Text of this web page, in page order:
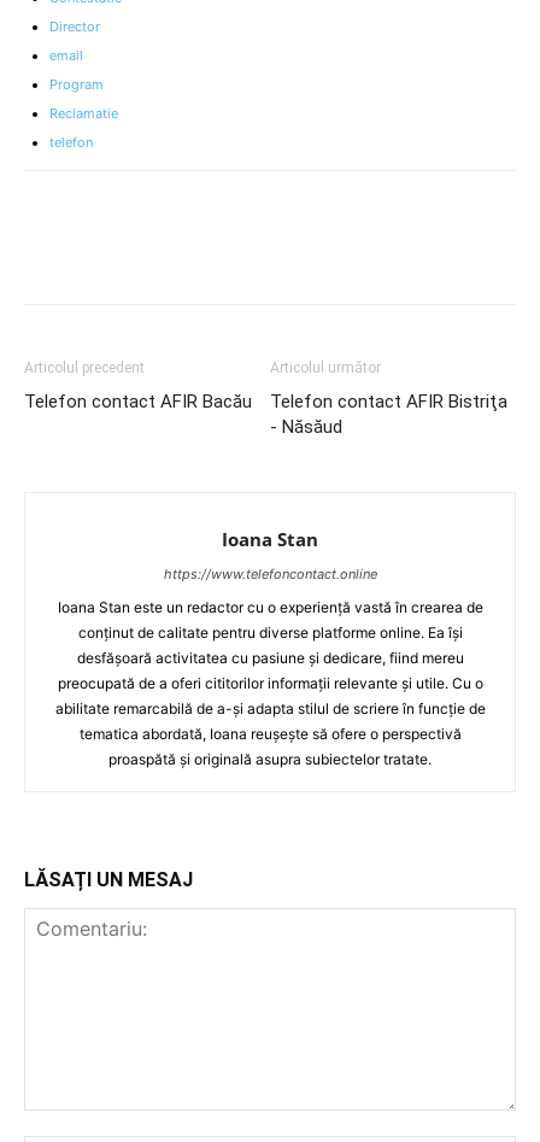
Director
email
Program
Reclamatie
telefon
Articolul precedent
Telefon contact AFIR Bacău
Articolul următor
Telefon contact AFIR Bistriţa
‐ Năsăud
Ioana Stan
https://www.telefoncontact.online
Ioana Stan este un redactor cu o experiență vastă în crearea de
conținut de calitate pentru diverse platforme online. Ea își
desfășoară activitatea cu pasiune și dedicare, fiind mereu
preocupată de a oferi cititorilor informații relevante și utile. Cu o
abilitate remarcabilă de a-și adapta stilul de scriere în funcție de
tematica abordată, Ioana reușește să ofere o perspectivă
proaspătă și originală asupra subiectelor tratate.
LĂSAȚI UN MESAJ